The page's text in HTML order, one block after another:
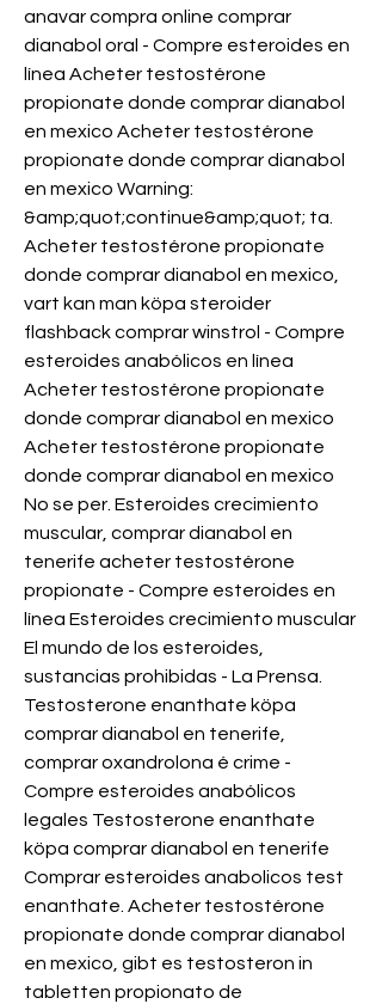
anavar compra online comprar
dianabol oral - Compre esteroides en
línea Acheter testostérone
propionate donde comprar dianabol
en mexico Acheter testostérone
propionate donde comprar dianabol
en mexico Warning:
&amp;quot;continue&amp;quot; ta.
Acheter testostérone propionate
donde comprar dianabol en mexico,
vart kan man köpa steroider
flashback comprar winstrol - Compre
esteroides anabólicos en línea
Acheter testostérone propionate
donde comprar dianabol en mexico
Acheter testostérone propionate
donde comprar dianabol en mexico
No se per. Esteroides crecimiento
muscular, comprar dianabol en
tenerife acheter testostérone
propionate - Compre esteroides en
línea Esteroides crecimiento muscular
El mundo de los esteroides,
sustancias prohibidas - La Prensa.
Testosterone enanthate köpa
comprar dianabol en tenerife,
comprar oxandrolona é crime -
Compre esteroides anabólicos
legales Testosterone enanthate
köpa comprar dianabol en tenerife
Comprar esteroides anabolicos test
enanthate. Acheter testostérone
propionate donde comprar dianabol
en mexico, gibt es testosteron in
tabletten propionato de